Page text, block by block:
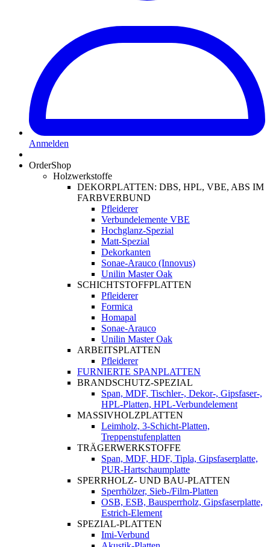
Anmelden
OrderShop
Holzwerkstoffe
DEKORPLATTEN: DBS, HPL, VBE, ABS IM
FARBVERBUND
Pfleiderer
Verbundelemente VBE
Hochglanz-Spezial
Matt-Spezial
Dekorkanten
Sonae-Arauco (Innovus)
Unilin Master Oak
SCHICHTSTOFFPLATTEN
Pfleiderer
Formica
Homapal
Sonae-Arauco
Unilin Master Oak
ARBEITSPLATTEN
Pfleiderer
FURNIERTE SPANPLATTEN
BRANDSCHUTZ-SPEZIAL
Span, MDF, Tischler-, Dekor-, Gipsfaser-,
HPL-Platten, HPL-Verbundelement
MASSIVHOLZPLATTEN
Leimholz, 3-Schicht-Platten,
Treppenstufenplatten
TRÄGERWERKSTOFFE
Span, MDF, HDF, Tipla, Gipsfaserplatte,
PUR-Hartschaumplatte
SPERRHOLZ- UND BAU-PLATTEN
Sperrhölzer, Sieb-/Film-Platten
OSB, ESB, Bausperrholz, Gipsfaserplatte,
Estrich-Element
SPEZIAL-PLATTEN
Imi-Verbund